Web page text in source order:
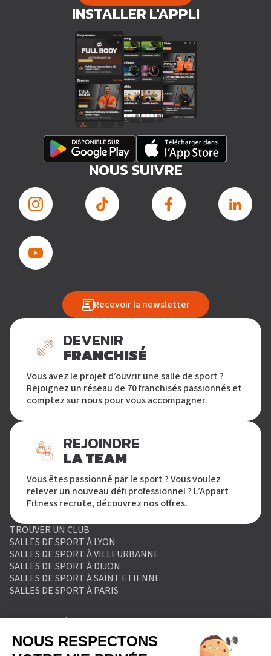
INSTALLER L'APPLI
NOUS SUIVRE
Recevoir la newsletter
DEVENIR
FRANCHISÉ
Vous avez le projet d’ouvrir une salle de sport ?
Rejoignez un réseau de 70 franchisés passionnés et
comptez sur nous pour vous accompagner.
REJOINDRE
LA TEAM
Vous êtes passionné par le sport ? Vous voulez
relever un nouveau défi professionnel ? L’Appart
Fitness recrute, découvrez nos offres.
TROUVER UN CLUB
SALLES DE SPORT À LYON
SALLES DE SPORT À VILLEURBANNE
SALLES DE SPORT À DIJON
SALLES DE SPORT À SAINT ETIENNE
SALLES DE SPORT À PARIS
MENTIONS LÉGALES
POLITIQUE DE PROTECTION DES DONNÉES
POLITIQUE COOKIES